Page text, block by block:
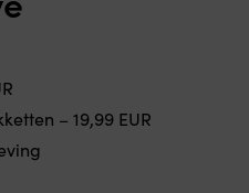
– 19,99 EUR